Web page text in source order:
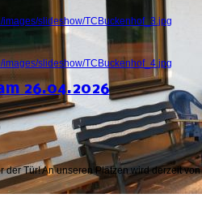
images/slideshow/TCBuckenhof_3.jpg
images/slideshow/TCBuckenhof_4.jpg
26.04.2026
der Tür! An unseren Plätzen wird derzeit